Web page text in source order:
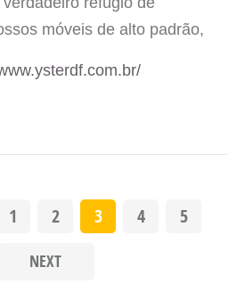
móveis de alto padrão,
O…
1 2 3 4 5
NEXT